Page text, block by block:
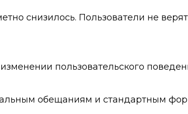
снизилось. Пользователи не
пользовательского
обещаниям и стандартным